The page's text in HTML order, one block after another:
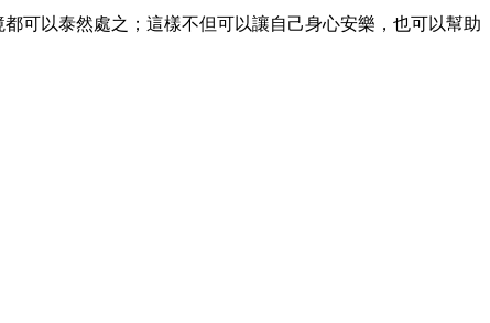
以泰然處之；這樣不但可以讓自己身心安樂，也可以幫助